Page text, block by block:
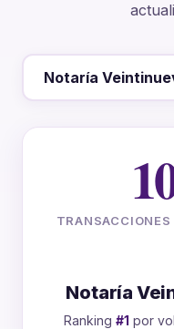
Notaría
Notaría
Ranking #1 por